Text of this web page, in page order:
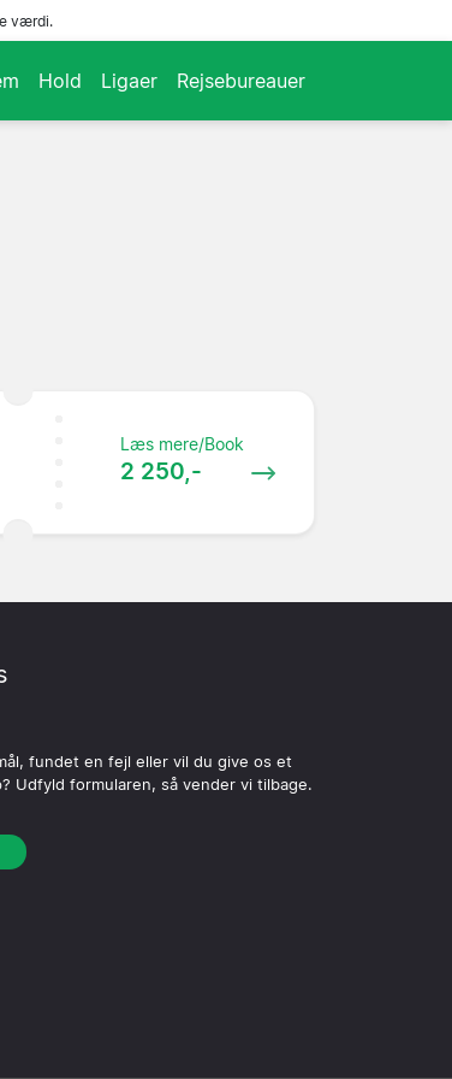
værdi.
Hold Ligaer Rejsebureauer
Læs mere/Book
2 250,-
fundet en fejl eller vil du give os et
Udfyld formularen, så vender vi tilbage.